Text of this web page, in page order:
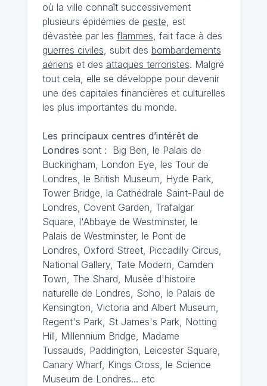
où la ville connaît successivement
plusieurs épidémies de peste, est
dévastée par les flammes, fait face à des
guerres civiles, subit des bombardements
aériens et des attaques terroristes. Malgré
tout cela, elle se développe pour devenir
une des capitales financières et culturelles
les plus importantes du monde.
Les principaux centres d’intérêt de
Londres sont : Big Ben, le Palais de
Buckingham, London Eye, les Tour de
Londres, le British Museum, Hyde Park,
Tower Bridge, la Cathédrale Saint-Paul de
Londres, Covent Garden, Trafalgar
Square, l'Abbaye de Westminster, le
Palais de Westminster, le Pont de
Londres, Oxford Street, Piccadilly Circus,
National Gallery, Tate Modern, Camden
Town, The Shard, Musée d'histoire
naturelle de Londres, Soho, le Palais de
Kensington, Victoria and Albert Museum,
Regent's Park, St James's Park, Notting
Hill, Millennium Bridge, Madame
Tussauds, Paddington, Leicester Square,
Canary Wharf, Kings Cross, le Science
Museum de Londres... etc